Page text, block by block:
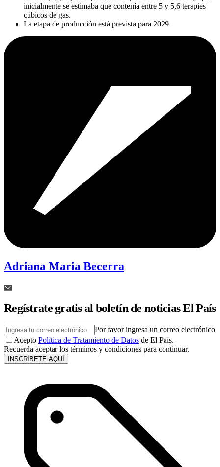
inicialmente se estimaba que contenía entre 5 y 5,6 terapies
cúbicos de gas.
La etapa de producción está prevista para 2029.
Adriana Maria Becerra
Regístrate gratis al boletín de noticias El País
Por favor ingresa un correo electrónico
Acepto Política de Tratamiento de Datos de El País.
Recuerda aceptar los términos y condiciones para continuar.
INSCRÍBETE AQUÍ